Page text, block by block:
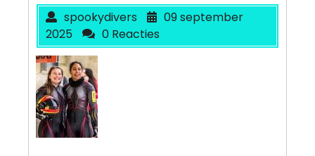
spookydivers
09 september
2025
0 Reacties